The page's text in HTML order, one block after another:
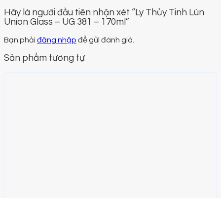
Hãy là người đầu tiên nhận xét “Ly Thủy Tinh Lùn
Union Glass – UG 381 – 170ml”
Bạn phải đăng nhập để gửi đánh giá.
Sản phẩm tương tự